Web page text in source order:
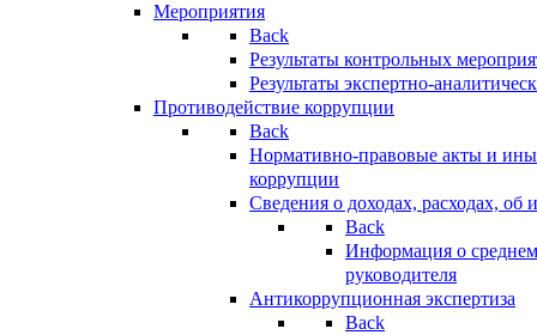
Мероприятия
Back
Результаты контрольных
Результаты экспертно-
Противодействие коррупции
Back
Нормативно-правовые акты и
коррупции
Сведения о доходах, расходах, об
Back
Информация о
руководителя
Антикоррупционная экспертиза
Back